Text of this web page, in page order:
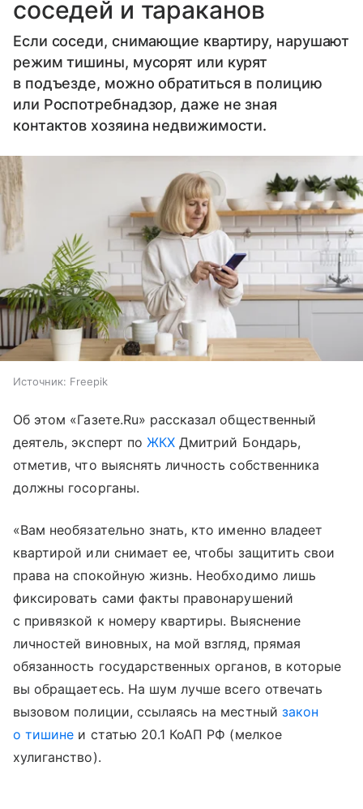
соседей и тараканов
Если соседи, снимающие квартиру, нарушают
режим тишины, мусорят или курят
в подъезде, можно обратиться в полицию
или Роспотребнадзор, даже не зная
контактов хозяина недвижимости.
Источник: Freepik
Об этом «Газете.Ru» рассказал общественный
деятель, эксперт по ЖКХ Дмитрий Бондарь,
отметив, что выяснять личность собственника
должны госорганы.
«Вам необязательно знать, кто именно владеет
квартирой или снимает ее, чтобы защитить свои
права на спокойную жизнь. Необходимо лишь
фиксировать сами факты правонарушений
с привязкой к номеру квартиры. Выяснение
личностей виновных, на мой взгляд, прямая
обязанность государственных органов, в которые
вы обращаетесь. На шум лучше всего отвечать
вызовом полиции, ссылаясь на местный закон
о тишине и статью 20.1 КоАП РФ (мелкое
хулиганство).